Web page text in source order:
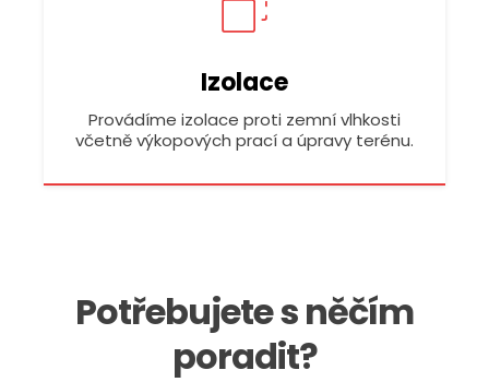
Izolace
Provádíme izolace proti zemní vlhkosti
včetně výkopových prací a úpravy terénu.
Potřebujete s něčím
poradit?